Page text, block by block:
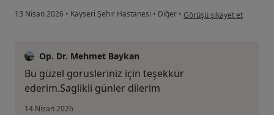
13 Nisan 2026 • Kayseri Şehir Hastanesi • Diğer • kullanıcının görüşüne
Görüşü şikayet et
Op. Dr. Mehmet Baykan
Bu güzel gorusleriniz için teşekkür
ederim.Saglikli günler dilerim
14 Nisan 2026